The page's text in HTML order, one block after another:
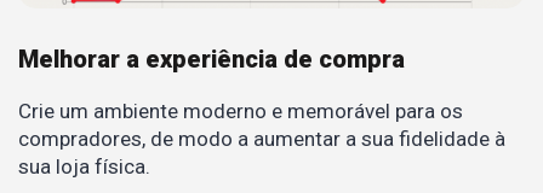
Melhorar a experiência de compra
Crie um ambiente moderno e memorável para os
compradores, de modo a aumentar a sua fidelidade à
sua loja física.